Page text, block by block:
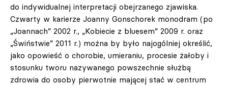
do indywidualnej interpretacji obejrzanego zjawiska.
Czwarty w karierze Joanny Gonschorek monodram (po
„Joannach” 2002 r., „Kobiecie z bluesem” 2009 r. oraz
„Świństwie” 2011 r.) można by było najogólniej określić,
jako opowieść o chorobie, umieraniu, procesie żałoby i
stosunku tworu nazywanego powszechnie służbą
zdrowia do osoby pierwotnie mającej stać w centrum